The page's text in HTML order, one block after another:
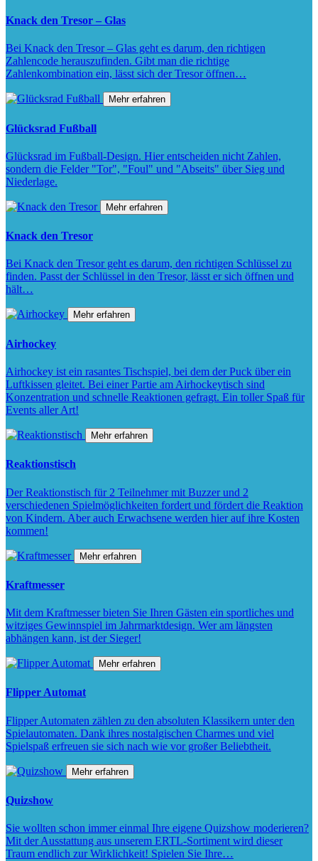
Knack den Tresor – Glas
Bei Knack den Tresor – Glas geht es darum, den richtigen
Zahlencode herauszufinden. Gibt man die richtige
Zahlenkombination ein, lässt sich der Tresor öffnen…
Mehr erfahren
Glücksrad Fußball
Glücksrad im Fußball-Design. Hier entscheiden nicht Zahlen,
sondern die Felder "Tor", "Foul" und "Abseits" über Sieg und
Niederlage.
Mehr erfahren
Knack den Tresor
Bei Knack den Tresor geht es darum, den richtigen Schlüssel zu
finden. Passt der Schlüssel in den Tresor, lässt er sich öffnen und
hält…
Mehr erfahren
Airhockey
Airhockey ist ein rasantes Tischspiel, bei dem der Puck über ein
Luftkissen gleitet. Bei einer Partie am Airhockeytisch sind
Konzentration und schnelle Reaktionen gefragt. Ein toller Spaß für
Events aller Art!
Mehr erfahren
Reaktionstisch
Der Reaktionstisch für 2 Teilnehmer mit Buzzer und 2
verschiedenen Spielmöglichkeiten fordert und fördert die Reaktion
von Kindern. Aber auch Erwachsene werden hier auf ihre Kosten
kommen!
Mehr erfahren
Kraftmesser
Mit dem Kraftmesser bieten Sie Ihren Gästen ein sportliches und
witziges Gewinnspiel im Jahrmarktdesign. Wer am längsten
abhängen kann, ist der Sieger!
Mehr erfahren
Flipper Automat
Flipper Automaten zählen zu den absoluten Klassikern unter den
Spielautomaten. Dank ihres nostalgischen Charmes und viel
Spielspaß erfreuen sie sich nach wie vor großer Beliebtheit.
Mehr erfahren
Quizshow
Sie wollten schon immer einmal Ihre eigene Quizshow moderieren?
Mit der Ausstattung aus unserem ERTL-Sortiment wird dieser
Traum endlich zur Wirklichkeit! Spielen Sie Ihre…